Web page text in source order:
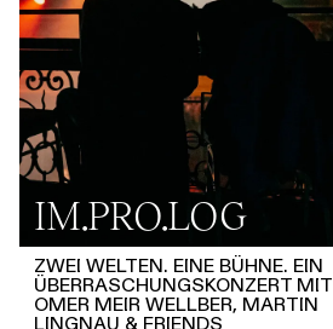
IM.PRO.LOG
ZWEI WELTEN. EINE BÜHNE. EIN
ÜBERRASCHUNGSKONZERT MIT
OMER MEIR WELLBER, MARTIN
LINGNAU & FRIENDS